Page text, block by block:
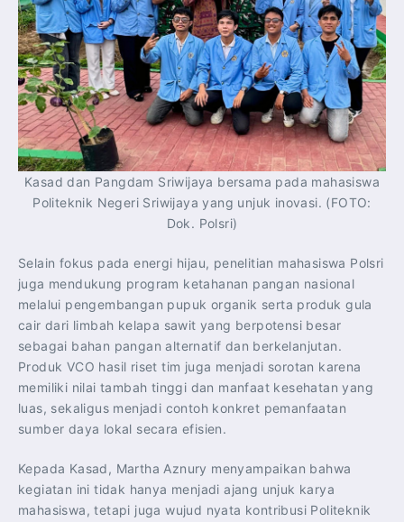
Kasad dan Pangdam Sriwijaya bersama pada mahasiswa
Politeknik Negeri Sriwijaya yang unjuk inovasi. (FOTO:
Dok. Polsri)
Selain fokus pada energi hijau, penelitian mahasiswa Polsri
juga mendukung program ketahanan pangan nasional
melalui pengembangan pupuk organik serta produk gula
cair dari limbah kelapa sawit yang berpotensi besar
sebagai bahan pangan alternatif dan berkelanjutan.
Produk VCO hasil riset tim juga menjadi sorotan karena
memiliki nilai tambah tinggi dan manfaat kesehatan yang
luas, sekaligus menjadi contoh konkret pemanfaatan
sumber daya lokal secara efisien.
Kepada Kasad, Martha Aznury menyampaikan bahwa
kegiatan ini tidak hanya menjadi ajang unjuk karya
mahasiswa, tetapi juga wujud nyata kontribusi Politeknik